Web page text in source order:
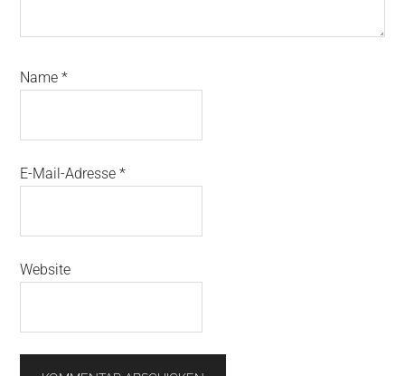
Name*
E-Mail-Adresse*
Website